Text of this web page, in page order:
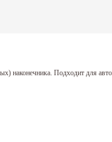
наконечника. Подходит для